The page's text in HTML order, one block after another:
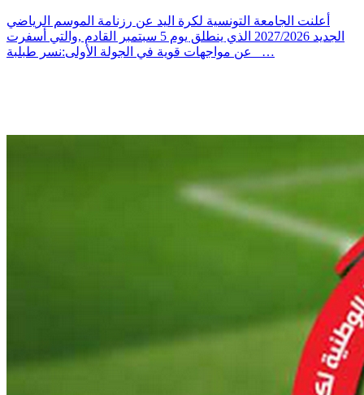
أعلنت الجامعة التونسية لكرة اليد عن رزنامة الموسم الرياضي
الجديد 2027/2026 الذي ينطلق يوم 5 سبتمبر القادم ,والتي أسفرت
عن مواجهات قوية في الجولة الأولى:نسر طبلبة _…